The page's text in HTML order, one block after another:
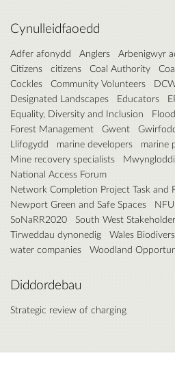
Cynulleidfaoedd
Adfer afonydd Anglers
Arbenigwyr
Citizens
citizens Coal Authority
Cockles
Community Volunteers
Designated Landscapes
Educators
Equality, Diversity and Inclusion
Forest Management
Gwent
Llifogydd
marine developers marine
Mine recovery specialists
National Access Forum
Network Completion Project Task and
Newport Green and Safe Spaces
NFU
SoNaRR2020
South West
Tirweddau dynonedig
Wales
water companies
Woodland
Diddordebau
Strategic review of charging